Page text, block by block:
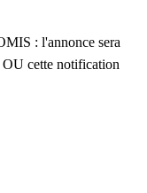
: l'annonce sera
cette notification